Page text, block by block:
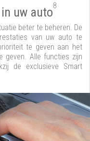
uw auto8
beter te beheren. De
van uw auto te
te geven aan het
geven. Alle functies zijn
de exclusieve Smart